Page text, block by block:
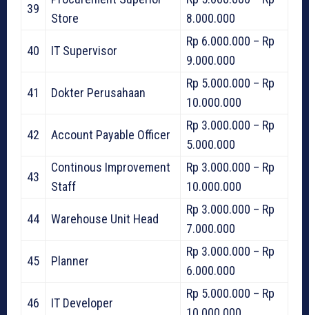
39
Store
8.000.000
40 IT Supervisor
Rp 6.000.000 – Rp
9.000.000
41 Dokter Perusahaan
Rp 5.000.000 – Rp
10.000.000
42 Account Payable Officer
Rp 3.000.000 – Rp
5.000.000
43
Continous Improvement
Staff
Rp 3.000.000 – Rp
10.000.000
44 Warehouse Unit Head
Rp 3.000.000 – Rp
7.000.000
45 Planner
Rp 3.000.000 – Rp
6.000.000
46 IT Developer
Rp 5.000.000 – Rp